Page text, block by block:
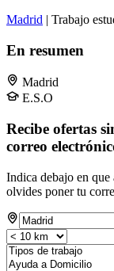
Madrid | Trabajo
En resumen
Madrid
E.S.O
Recibe ofertas
correo
Indica debajo en
olvides poner tu